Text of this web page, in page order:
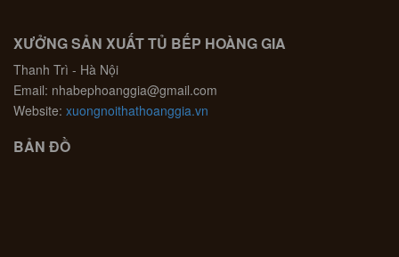
XƯỞNG SẢN XUẤT TỦ BẾP HOÀNG GIA
Thanh Trì - Hà Nội
Email: nhabephoanggia@gmail.com
Website: xuongnoithathoanggia.vn
BẢN ĐỒ